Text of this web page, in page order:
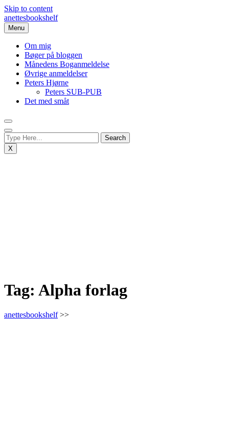
Skip to content
anettesbookshelf
Menu
Om mig
Bøger på bloggen
Månedens Boganmeldelse
Øvrige anmeldelser
Peters Hjørne
Peters SUB-PUB
Det med småt
X
Tag: Alpha forlag
anettesbookshelf>>